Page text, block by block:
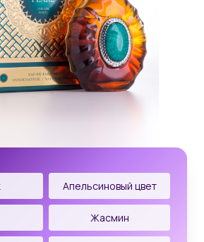
Апельсиновый цвет
Жасмин